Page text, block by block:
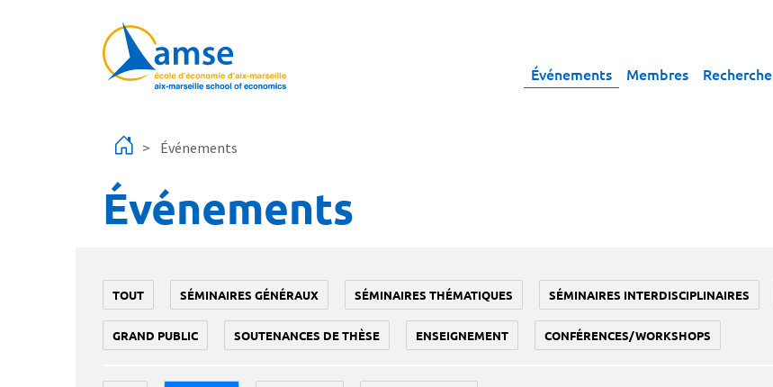
Événements Membres Recherche
Événements
Événements
TOUT SÉMINAIRES GÉNÉRAUX SÉMINAIRES THÉMATIQUES SÉMINAIRES INTERDISCIPLINAIRES
GRAND PUBLIC SOUTENANCES DE THÈSE ENSEIGNEMENT CONFÉRENCES/WORKSHOPS